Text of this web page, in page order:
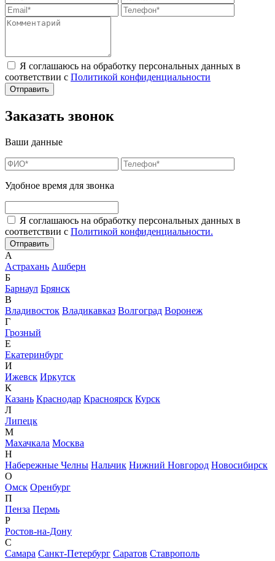
Я соглашаюсь на обработку персональных данных в
соответствии с Политикой конфиденциальности
Заказать звонок
Ваши данные
Удобное время для звонка
Я соглашаюсь на обработку персональных данных в
соответствии с Политикой конфиденциальности.
А
Астрахань Ашберн
Б
Барнаул Брянск
В
Владивосток Владикавказ Волгоград Воронеж
Г
Грозный
Е
Екатеринбург
И
Ижевск Иркутск
К
Казань Краснодар Красноярск Курск
Л
Липецк
М
Махачкала Москва
Н
Набережные Челны Нальчик Нижний Новгород Новосибирск
О
Омск Оренбург
П
Пенза Пермь
Р
Ростов-на-Дону
С
Самара Санкт-Петербург Саратов Ставрополь